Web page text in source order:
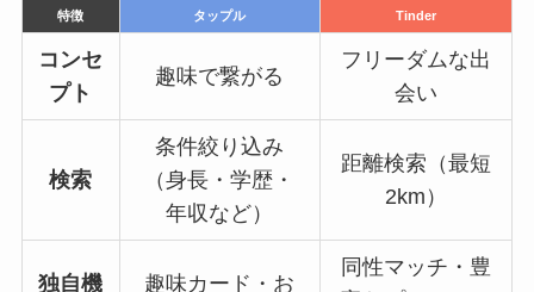
特徴 タップル Tinder
コンセ
プト
趣味で繋がる
フリーダムな出
会い
検索
条件絞り込み
（身長・学歴・
年収など）
距離検索（最短
2km）
独自機
趣味カード・お
同性マッチ・豊